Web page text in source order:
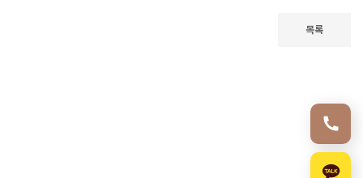
목록